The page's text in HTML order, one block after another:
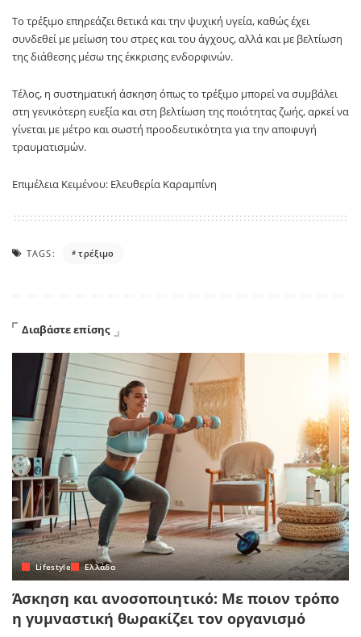
Το τρέξιμο επηρεάζει θετικά και την ψυχική υγεία, καθώς έχει
συνδεθεί με μείωση του στρες και του άγχους, αλλά και με βελτίωση
της διάθεσης μέσω της έκκρισης ενδορφινών.
Τέλος, η συστηματική άσκηση όπως το τρέξιμο μπορεί να συμβάλει
στη γενικότερη ευεξία και στη βελτίωση της ποιότητας ζωής, αρκεί να
γίνεται με μέτρο και σωστή προοδευτικότητα για την αποφυγή
τραυματισμών.
Επιμέλεια Κειμένου: Ελευθερία Καραμπίνη
TAGS: τρέξιμο
Διαβάστε επίσης
Lifestyle Ελλάδα
Άσκηση και ανοσοποιητικό: Με ποιον τρόπο
η γυμναστική θωρακίζει τον οργανισμό